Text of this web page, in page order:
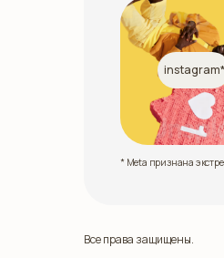
Все права защищены.
* Meta признана
instagram*